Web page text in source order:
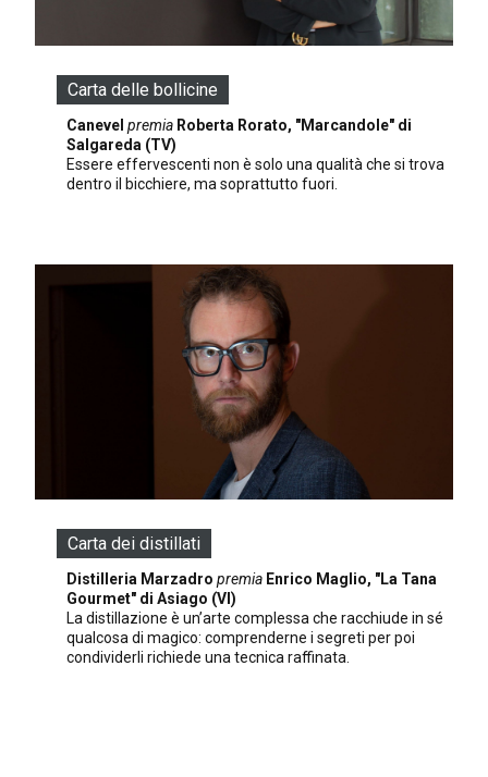
Carta delle bollicine
Canevel premia Roberta Rorato, "Marcandole" di
Salgareda (TV)
Essere effervescenti non è solo una qualità che si trova
dentro il bicchiere, ma soprattutto fuori.
Carta dei distillati
Distilleria Marzadro premia Enrico Maglio, "La Tana
Gourmet" di Asiago (VI)
La distillazione è un’arte complessa che racchiude in sé
qualcosa di magico: comprenderne i segreti per poi
condividerli richiede una tecnica raffinata.